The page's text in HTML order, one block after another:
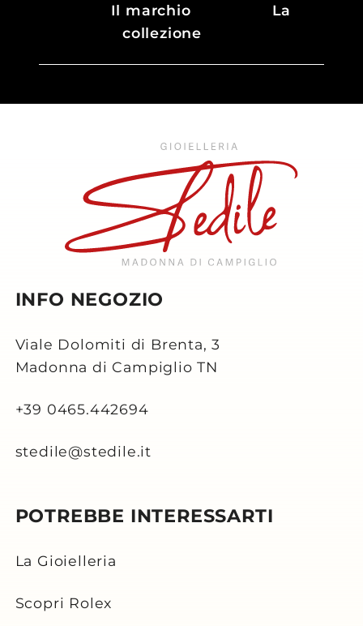
Il marchio
La
collezione
INFO NEGOZIO
Viale Dolomiti di Brenta, 3
Madonna di Campiglio TN
+39 0465.442694
stedile@stedile.it
POTREBBE INTERESSARTI
La Gioielleria
Scopri Rolex